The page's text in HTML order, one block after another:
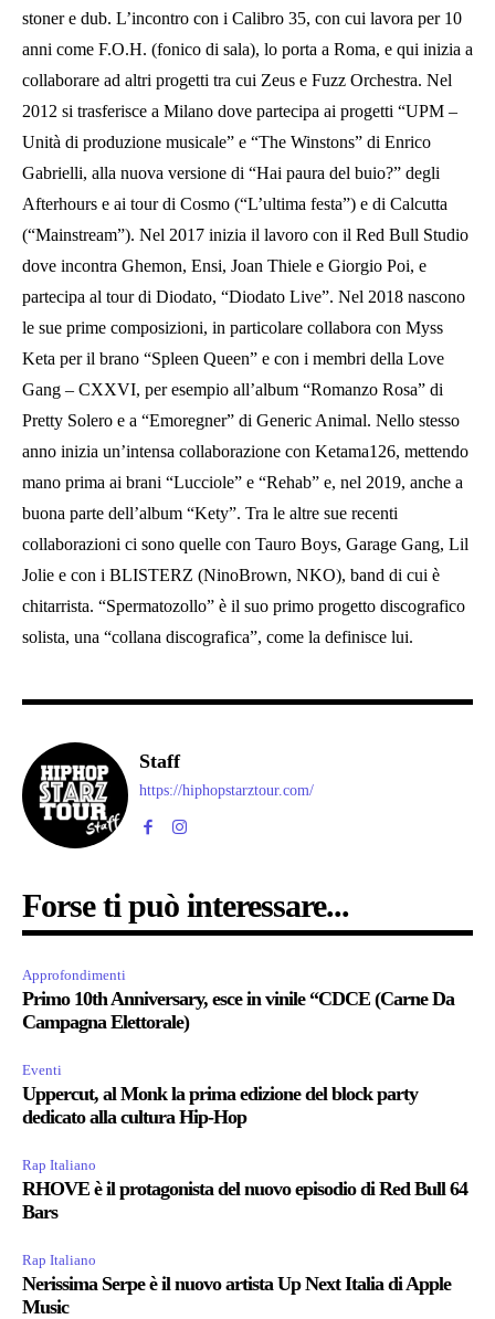
stoner e dub. L’incontro con i Calibro 35, con cui lavora per 10
anni come F.O.H. (fonico di sala), lo porta a Roma, e qui inizia a
collaborare ad altri progetti tra cui Zeus e Fuzz Orchestra. Nel
2012 si trasferisce a Milano dove partecipa ai progetti “UPM –
Unità di produzione musicale” e “The Winstons” di Enrico
Gabrielli, alla nuova versione di “Hai paura del buio?” degli
Afterhours e ai tour di Cosmo (“L’ultima festa”) e di Calcutta
(“Mainstream”). Nel 2017 inizia il lavoro con il Red Bull Studio
dove incontra Ghemon, Ensi, Joan Thiele e Giorgio Poi, e
partecipa al tour di Diodato, “Diodato Live”. Nel 2018 nascono
le sue prime composizioni, in particolare collabora con Myss
Keta per il brano “Spleen Queen” e con i membri della Love
Gang – CXXVI, per esempio all’album “Romanzo Rosa” di
Pretty Solero e a “Emoregner” di Generic Animal. Nello stesso
anno inizia un’intensa collaborazione con Ketama126, mettendo
mano prima ai brani “Lucciole” e “Rehab” e, nel 2019, anche a
buona parte dell’album “Kety”. Tra le altre sue recenti
collaborazioni ci sono quelle con Tauro Boys, Garage Gang, Lil
Jolie e con i BLISTERZ (NinoBrown, NKO), band di cui è
chitarrista. “Spermatozollo” è il suo primo progetto discografico
solista, una “collana discografica”, come la definisce lui.
Staff
https://hiphopstarztour.com/
Forse ti può interessare...
Approfondimenti
Primo 10th Anniversary, esce in vinile “CDCE (Carne Da
Campagna Elettorale)
Eventi
Uppercut, al Monk la prima edizione del block party
dedicato alla cultura Hip-Hop
Rap Italiano
RHOVE è il protagonista del nuovo episodio di Red Bull 64
Bars
Rap Italiano
Nerissima Serpe è il nuovo artista Up Next Italia di Apple
Music